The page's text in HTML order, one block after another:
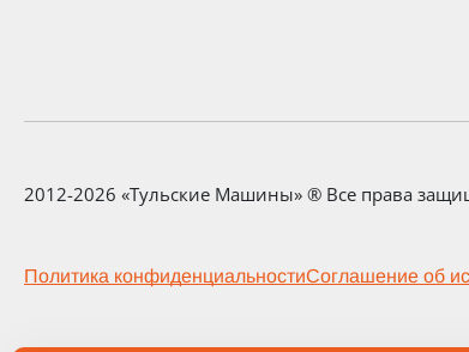
2012-2026 «Тульские Машины» ® Все права
Политика конфиденциальностиСоглашение об